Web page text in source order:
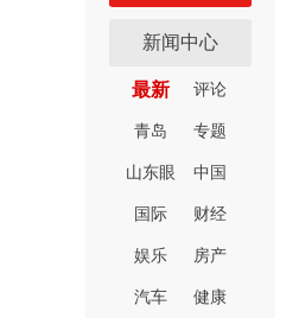
新闻中心
最新 评论
青岛 专题
山东眼 中国
国际 财经
娱乐 房产
汽车 健康